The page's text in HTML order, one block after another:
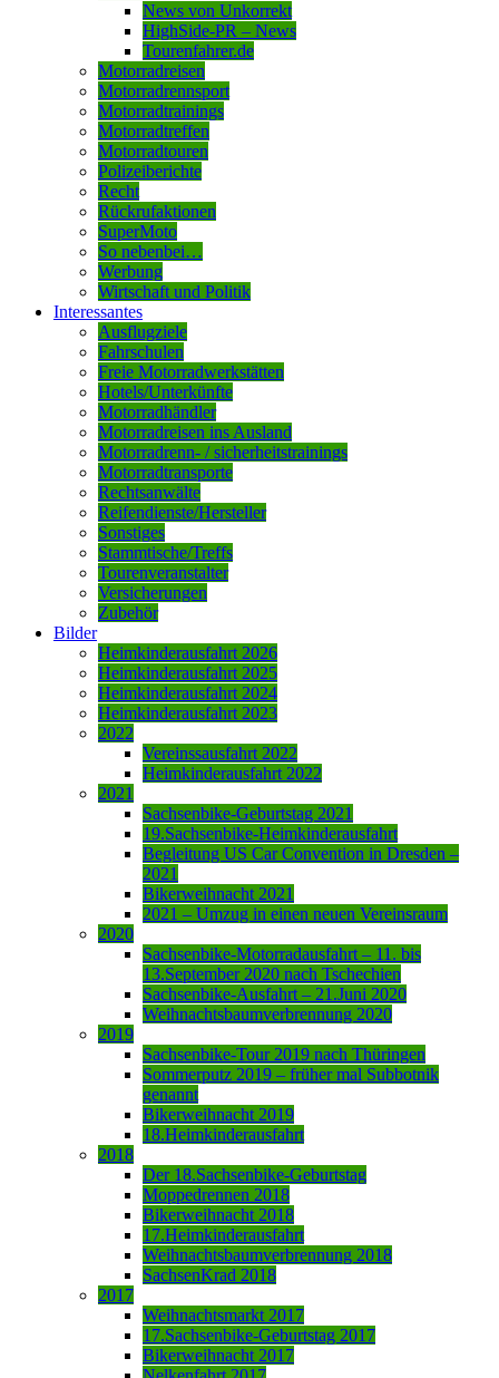
News von Unkorrekt
HighSide-PR – News
Tourenfahrer.de
Motorradreisen
Motorradrennsport
Motorradtrainings
Motorradtreffen
Motorradtouren
Polizeiberichte
Recht
Rückrufaktionen
SuperMoto
So nebenbei…
Werbung
Wirtschaft und Politik
Interessantes
Ausflugziele
Fahrschulen
Freie Motorradwerkstätten
Hotels/Unterkünfte
Motorradhändler
Motorradreisen ins Ausland
Motorradrenn- / sicherheitstrainings
Motorradtransporte
Rechtsanwälte
Reifendienste/Hersteller
Sonstiges
Stammtische/Treffs
Tourenveranstalter
Versicherungen
Zubehör
Bilder
Heimkinderausfahrt 2026
Heimkinderausfahrt 2025
Heimkinderausfahrt 2024
Heimkinderausfahrt 2023
2022
Vereinssausfahrt 2022
Heimkinderausfahrt 2022
2021
Sachsenbike-Geburtstag 2021
19.Sachsenbike-Heimkinderausfahrt
Begleitung US Car Convention in Dresden –
2021
Bikerweihnacht 2021
2021 – Umzug in einen neuen Vereinsraum
2020
Sachsenbike-Motorradausfahrt – 11. bis
13.September 2020 nach Tschechien
Sachsenbike-Ausfahrt – 21.Juni 2020
Weihnachtsbaumverbrennung 2020
2019
Sachsenbike-Tour 2019 nach Thüringen
Sommerputz 2019 – früher mal Subbotnik
genannt
Bikerweihnacht 2019
18.Heimkinderausfahrt
2018
Der 18.Sachsenbike-Geburtstag
Moppedrennen 2018
Bikerweihnacht 2018
17.Heimkinderausfahrt
Weihnachtsbaumverbrennung 2018
SachsenKrad 2018
2017
Weihnachtsmarkt 2017
17.Sachsenbike-Geburtstag 2017
Bikerweihnacht 2017